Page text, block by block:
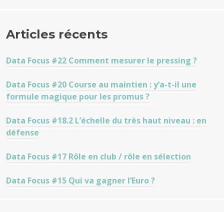
Articles récents
Data Focus #22 Comment mesurer le pressing ?
Data Focus #20 Course au maintien : y’a-t-il une
formule magique pour les promus ?
Data Focus #18.2 L’échelle du très haut niveau : en
défense
Data Focus #17 Rôle en club / rôle en sélection
Data Focus #15 Qui va gagner l’Euro ?